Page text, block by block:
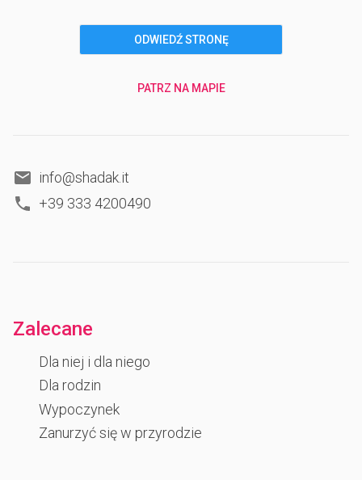
ODWIEDŹ STRONĘ
PATRZ NA MAPIE
info@shadak.it
+39 333 4200490
Zalecane
Dla niej i dla niego
Dla rodzin
Wypoczynek
Zanurzyć się w przyrodzie